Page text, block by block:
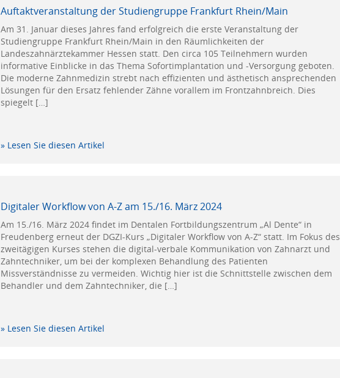
Auftaktveranstaltung der Studiengruppe Frankfurt Rhein/Main
Am 31. Januar dieses Jahres fand erfolgreich die erste Veranstaltung der
Studiengruppe Frankfurt Rhein/Main in den Räumlichkeiten der
Landeszahnärztekammer Hessen statt. Den circa 105 Teilnehmern wurden
informative Einblicke in das Thema Sofortimplantation und -Versorgung geboten.
Die moderne Zahnmedizin strebt nach effizienten und ästhetisch ansprechenden
Lösungen für den Ersatz fehlender Zähne vorallem im Frontzahnbreich. Dies
spiegelt […]
» Lesen Sie diesen Artikel
Digitaler Workflow von A-Z am 15./16. März 2024
Am 15./16. März 2024 findet im Dentalen Fortbildungszentrum „Al Dente“ in
Freudenberg erneut der DGZI-Kurs „Digitaler Workflow von A-Z“ statt. Im Fokus des
zweitägigen Kurses stehen die digital-verbale Kommunikation von Zahnarzt und
Zahntechniker, um bei der komplexen Behandlung des Patienten
Missverständnisse zu vermeiden. Wichtig hier ist die Schnittstelle zwischen dem
Behandler und dem Zahntechniker, die […]
» Lesen Sie diesen Artikel